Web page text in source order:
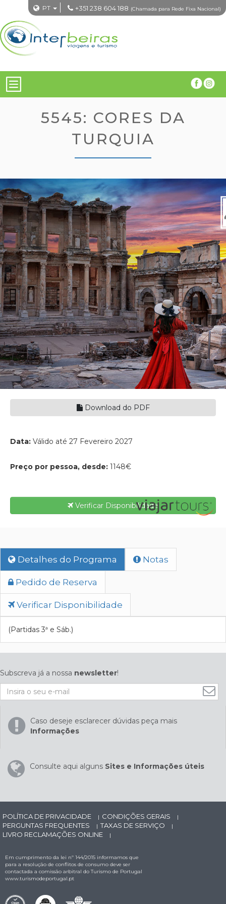
PT +351 238 604 188 (Chamada para Rede Fixa Nacional)
5545: CORES DA
TURQUIA
Download do PDF
Data: Válido até 27 Fevereiro 2027
Preço por pessoa, desde: 1148€
Verificar Disponibilidade
Detalhes do Programa Notas
Pedido de Reserva
Verificar Disponibilidade
(Partidas 3ª e Sáb.)
Subscreva já a nossa newsletter!
Caso deseje esclarecer dúvidas peça mais
Informações
Consulte aqui alguns Sites e Informações úteis
POLÍTICA DE PRIVACIDADE | CONDIÇÕES GERAIS |
PERGUNTAS FREQUENTES | TAXAS DE SERVIÇO |
LIVRO RECLAMAÇÕES ONLINE |
Em cumprimento da lei nº 144/2015 informamos que
para a resolução de conflitos de consumo deve ser
contactada a comissão arbitral do Turismo de Portugal
www.turismodeportugal.pt